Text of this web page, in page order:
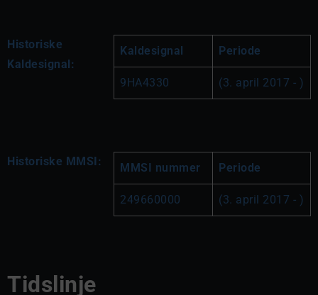
Historiske
Kaldesignal:
Kaldesignal Periode
9HA4330 (3. april 2017 - )
Historiske MMSI: MMSI nummer Periode
249660000 (3. april 2017 - )
Tidslinje